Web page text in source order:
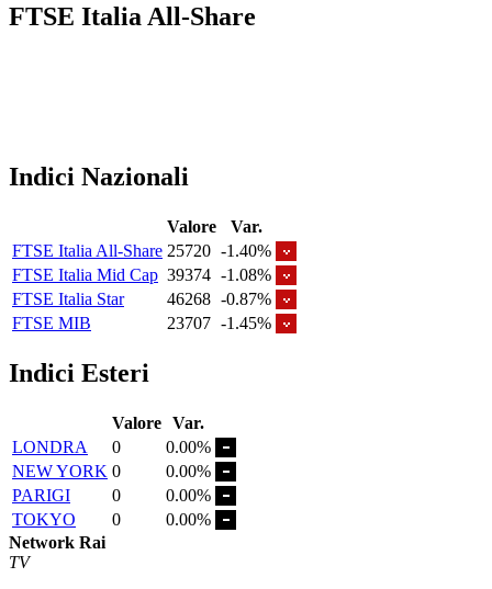
FTSE Italia All-Share
Indici Nazionali
Valore
Var.
FTSE Italia All-Share 25720 -1.40%
FTSE Italia Mid Cap 39374 -1.08%
FTSE Italia Star
46268 -0.87%
FTSE MIB
23707 -1.45%
Indici Esteri
Valore Var.
LONDRA
0
0.00%
NEW YORK 0
0.00%
PARIGI
0
0.00%
TOKYO
0
0.00%
Network Rai
TV